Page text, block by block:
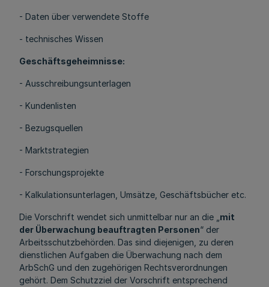
- Daten über verwendete Stoffe
- technisches Wissen
Geschäftsgeheimnisse:
- Ausschreibungsunterlagen
- Kundenlisten
- Bezugsquellen
- Marktstrategien
- Forschungsprojekte
- Kalkulationsunterlagen, Umsätze, Geschäftsbücher etc.
Die Vorschrift wendet sich unmittelbar nur an die „ mit
der Überwachung beauftragten Personen“ der
Arbeitsschutzbehörden. Das sind diejenigen, zu deren
dienstlichen Aufgaben die Überwachung nach dem
ArbSchG und den zugehörigen Rechtsverordnungen
gehört. Dem Schutzziel der Vorschrift entsprechend